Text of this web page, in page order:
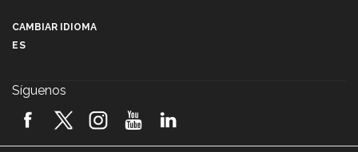
2026! (video)
CAMBIAR IDIOMA
ES
Síguenos